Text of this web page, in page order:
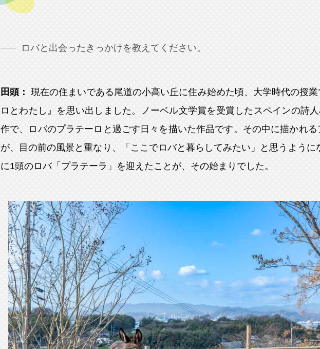
ロバと出会ったきっかけを教えてください。
田頭：
現在の住まいである尾道の小高い丘に住み始めた頃、大学時代の授
ロとわたし』を思い出しました。ノーベル文学賞を受賞したスペインの詩
作で、ロバのプラテーロと過ごす日々を描いた作品です。その中に描かれ
が、目の前の風景と重なり、「ここでロバと暮らしてみたい」と思うように
に1頭のロバ「プラテーラ」を迎えたことが、その始まりでした。